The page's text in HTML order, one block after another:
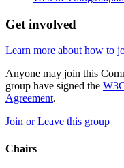
Get involved
Learn more about how to
Anyone may join this
group have signed the
Agreement.
Join or Leave this group
Chairs